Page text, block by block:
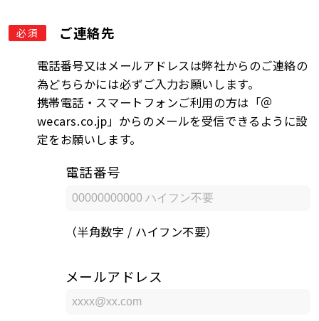
必須 ご連絡先
電話番号又はメールアドレスは弊社からのご連絡の
為どちらかには必ずご入力お願いします。
携帯電話・スマートフォンご利用の方は「＠
wecars.co.jp」からのメールを受信できるように設
定をお願いします。
電話番号
（半角数字 / ハイフン不要）
メールアドレス